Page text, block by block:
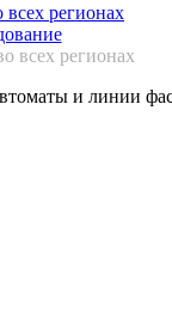
регионах
всех регионах
и линии